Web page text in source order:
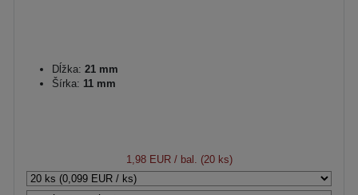
Dĺžka: 21 mm
Šírka: 11 mm
1,98 EUR/ bal. (20 ks)